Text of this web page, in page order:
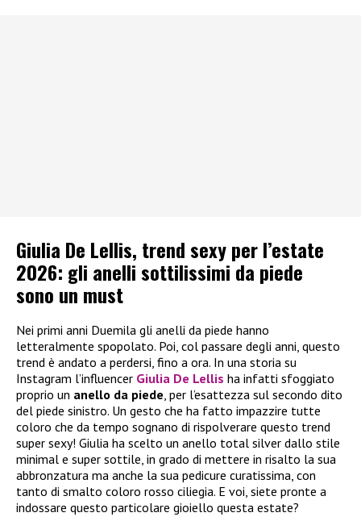
Giulia De Lellis, trend sexy per l’estate
2026: gli anelli sottilissimi da piede
sono un must
Nei primi anni Duemila gli anelli da piede hanno
letteralmente spopolato. Poi, col passare degli anni, questo
trend è andato a perdersi, fino a ora. In una storia su
Instagram l’influencer Giulia De Lellis ha infatti sfoggiato
proprio un anello da piede, per l’esattezza sul secondo dito
del piede sinistro. Un gesto che ha fatto impazzire tutte
coloro che da tempo sognano di rispolverare questo trend
super sexy! Giulia ha scelto un anello total silver dallo stile
minimal e super sottile, in grado di mettere in risalto la sua
abbronzatura ma anche la sua pedicure curatissima, con
tanto di smalto coloro rosso ciliegia. E voi, siete pronte a
indossare questo particolare gioiello questa estate?